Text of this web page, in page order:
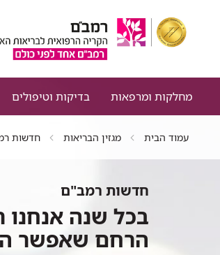
מחלקות ומרפאות בדיקות וטיפולים
עמוד הבית מגזין הבריאות חדשות
חדשות רמב"ם
בכל שנה אנחנו
הרחם שאפשר